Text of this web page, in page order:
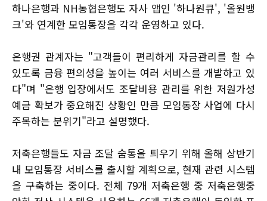
하나은행과 NH농협은행도 자사 앱인 '하나원큐', '올원뱅
크'와 연계한 모임통장을 각각 운영하고 있다.
은행권 관계자는 "고객들이 편리하게 자금관리를 할 수
있도록 금융 편의성을 높이는 여러 서비스를 개발하고 있
다"며 "은행 입장에서도 조달비용 관리를 위한 저원가성
예금 확보가 중요해진 상황인 만큼 모임통장 사업에 다시
주목하는 분위기"라고 설명했다.
저축은행들도 자금 조달 숨통을 틔우기 위해 올해 상반기
내 모임통장 서비스를 출시할 계획으로, 현재 관련 시스템
을 구축하는 중이다. 전체 79개 저축은행 중 저축은행중